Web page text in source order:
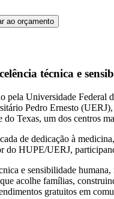
ao orçamento
técnica e
pela Universidade
Pedro Ernesto
Texas, um dos centros
de dedicação à
HUPE/UERJ,
e sensibilidade
acolhe famílias,
gratuitos em